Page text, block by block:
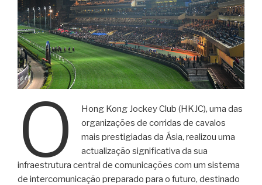
O
Hong Kong Jockey Club (HKJC), uma das
organizações de corridas de cavalos
mais prestigiadas da Ásia, realizou uma
actualização significativa da sua
infraestrutura central de comunicações com um sistema
de intercomunicação preparado para o futuro, destinado